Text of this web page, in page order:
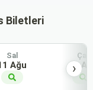
Biletleri
Sal
Ağu
Çar
12
›